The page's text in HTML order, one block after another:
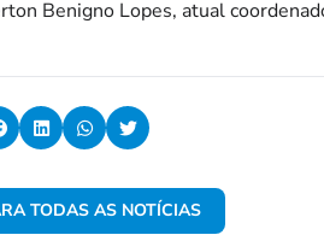
Benigno Lopes, atual
TODAS AS NOTÍCIAS